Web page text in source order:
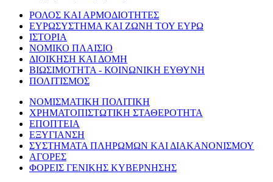
ΡΟΛΟΣ ΚΑΙ ΑΡΜΟΔΙΟΤΗΤΕΣ
ΕΥΡΩΣΥΣΤΗΜΑ ΚΑΙ ΖΩΝΗ ΤΟΥ ΕΥΡΩ
ΙΣΤΟΡΙΑ
ΝΟΜΙΚΟ ΠΛΑΙΣΙΟ
ΔΙΟΙΚΗΣΗ ΚΑΙ ΔΟΜΗ
ΒΙΩΣΙΜΟΤΗΤΑ - ΚΟΙΝΩΝΙΚΗ ΕΥΘΥΝΗ
ΠΟΛΙΤΙΣΜΟΣ
ΝΟΜΙΣΜΑΤΙΚΗ ΠΟΛΙΤΙΚΗ
ΧΡΗΜΑΤΟΠΙΣΤΩΤΙΚΗ ΣΤΑΘΕΡΟΤΗΤΑ
ΕΠΟΠΤΕΙΑ
ΕΞΥΓΙΑΝΣΗ
ΣΥΣΤΗΜΑΤΑ ΠΛΗΡΩΜΩΝ ΚΑΙ ΔΙΑΚΑΝΟΝΙΣΜΟΥ
ΑΓΟΡΕΣ
ΦΟΡΕΙΣ ΓΕΝΙΚΗΣ ΚΥΒΕΡΝΗΣΗΣ